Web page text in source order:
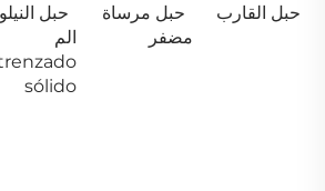
حبل القارب
حبل مرساة
مضفر
حبل
الم
sólido